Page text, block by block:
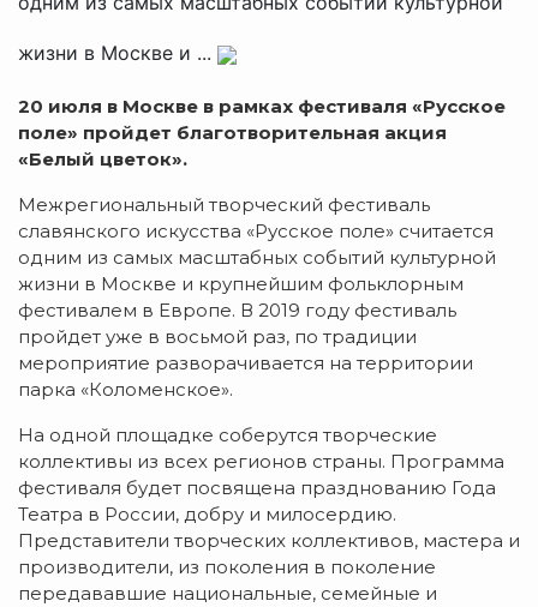
жизни в Москве и ...
20 июля в Москве в рамках фестиваля «Русское
поле» пройдет благотворительная акция
«Белый цветок».
Межрегиональный творческий фестиваль
славянского искусства «Русское поле» считается
одним из самых масштабных событий культурной
жизни в Москве и крупнейшим фольклорным
фестивалем в Европе. В 2019 году фестиваль
пройдет уже в восьмой раз, по традиции
мероприятие разворачивается на территории
парка «Коломенское».
На одной площадке соберутся творческие
коллективы из всех регионов страны. Программа
фестиваля будет посвящена празднованию Года
Театра в России, добру и милосердию.
Представители творческих коллективов, мастера и
производители, из поколения в поколение
передававшие национальные, семейные и